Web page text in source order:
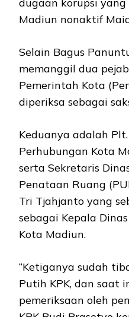
dugaan korupsi
Madiun nonaktif
Selain Bagus
memanggil dua
Pemerintah Kota
diperiksa sebagai
Keduanya adalah
Perhubungan Kota
serta Sekretaris
Penataan Ruang
Tri Tjahjanto yang
sebagai Kepala
Kota Madiun.
“Ketiganya sudah
Putih KPK, dan saat
pemeriksaan oleh